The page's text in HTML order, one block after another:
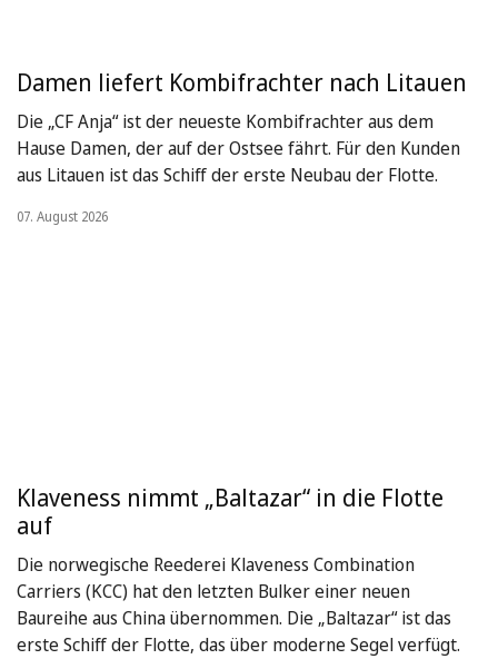
Damen liefert Kombifrachter nach Litauen
Die „CF Anja“ ist der neueste Kombifrachter aus dem
Hause Damen, der auf der Ostsee fährt. Für den Kunden
aus Litauen ist das Schiff der erste Neubau der Flotte.
07. August 2026
Klaveness nimmt „Baltazar“ in die Flotte
auf
Die norwegische Reederei Klaveness Combination
Carriers (KCC) hat den letzten Bulker einer neuen
Baureihe aus China übernommen. Die „Baltazar“ ist das
erste Schiff der Flotte, das über moderne Segel verfügt.